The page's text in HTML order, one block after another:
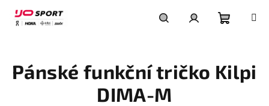
obsah
košík
Pánské funkční tričko Kilpi
DIMA-M